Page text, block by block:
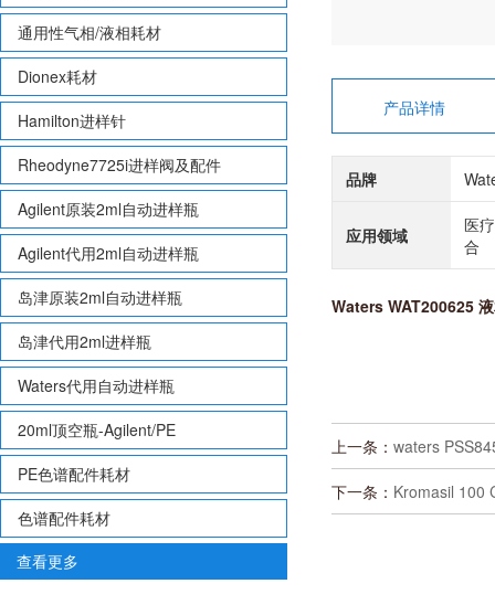
通用性气相/液相耗材
Dionex耗材
Hamilton进样针
Rheodyne7725i进样阀及配件
Agilent原装2ml自动进样瓶
Agilent代用2ml自动进样瓶
岛津原装2ml自动进样瓶
岛津代用2ml进样瓶
Waters代用自动进样瓶
20ml顶空瓶-Agilent/PE
PE色谱配件耗材
色谱配件耗材
查看更多
产品详情
品牌
应用领域
医
合
Waters WAT200625
上一条： waters
下一条： Kromasil 100